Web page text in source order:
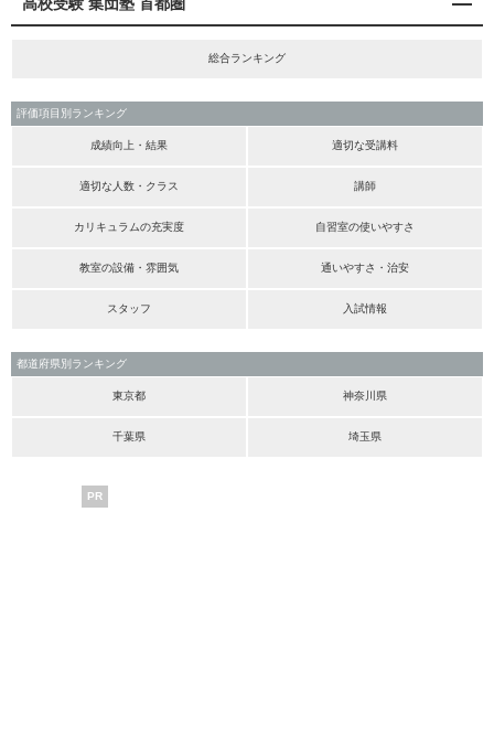
総合ランキング
評価項目別ランキング
成績向上・結果 適切な受講料
適切な人数・クラス 講師
カリキュラムの充実度 自習室の使いやすさ
教室の設備・雰囲気 通いやすさ・治安
スタッフ 入試情報
都道府県別ランキング
東京都 神奈川県
千葉県 埼玉県
PR